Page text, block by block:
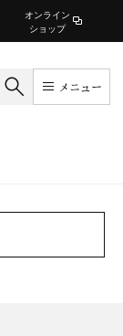
オンライン
ショップ
メニュー